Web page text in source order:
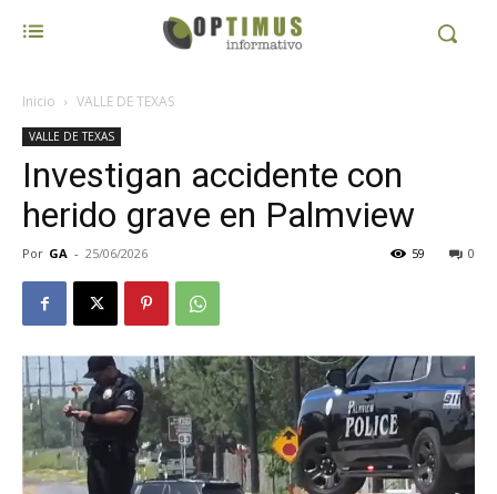
Inicio VALLE DE TEXAS
VALLE DE TEXAS
Investigan accidente con
herido grave en Palmview
Por GA - 25/06/2026 0
59